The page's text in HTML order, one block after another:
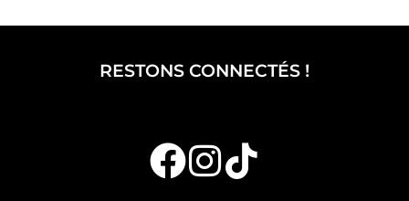
RESTONS CONNECTÉS !